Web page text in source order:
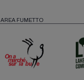
FUMETTO